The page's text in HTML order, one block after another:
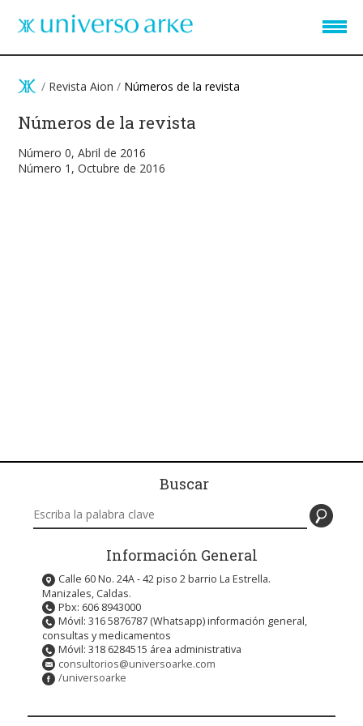
/ Revista Aion / Números de la revista
Números de la revista
Número 0, Abril de 2016
Número 1, Octubre de 2016
Buscar
Buscar en este sitio
Información General
Calle 60 No. 24A - 42 piso 2 barrio La Estrella.
Manizales, Caldas.
Pbx: 606 8943000
Móvil: 316 5876787 (Whatsapp) información general,
consultas y medicamentos
Móvil: 318 6284515 área administrativa
consultorios@universoarke.com
/universoarke